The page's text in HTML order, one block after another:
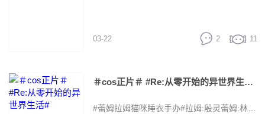
平静不下来……感谢大家看了第七集……！
03-22 11
2
＃cos正片＃ #Re:从零开始的异世界生活#
#蕾姆拉姆猫咪睡衣手办#拉姆:殷灵蕾姆:林洇